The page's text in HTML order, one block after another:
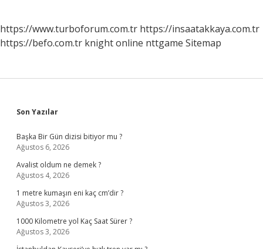
https://www.turboforum.com.tr https://insaatakkaya.com.tr
https://befo.com.tr knight online nttgame Sitemap
Sidebar
Son Yazılar
Başka Bir Gün dizisi bitiyor mu ?
Ağustos 6, 2026
Avalist oldum ne demek ?
Ağustos 4, 2026
1 metre kumaşın eni kaç cm’dir ?
Ağustos 3, 2026
1000 Kilometre yol Kaç Saat Sürer ?
Ağustos 3, 2026